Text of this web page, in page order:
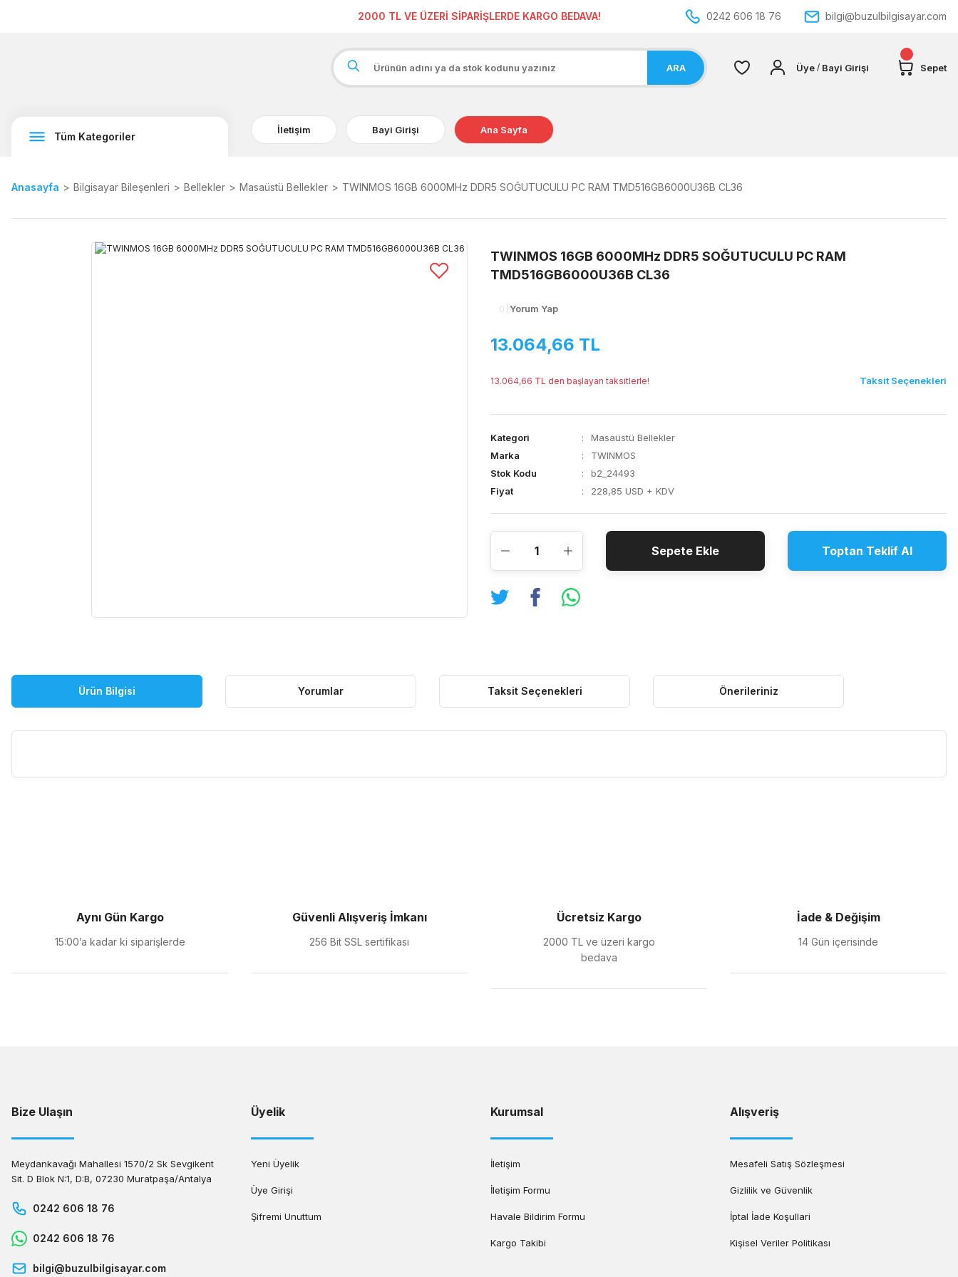
2000 TL VE ÜZERİ SİPARİŞLERDE KARGO BEDAVA! 0242 606 18 76 bilgi@buzulbilgisayar.com
ARA Üye / Bayi Girişi Sepet
Tüm Kategoriler
İletişim Bayi Girişi Ana Sayfa
Anasayfa Bilgisayar Bileşenleri Bellekler Masaüstü Bellekler TWINMOS 16GB 6000MHz DDR5 SOĞUTUCULU PC RAM TMD516GB6000U36B CL36
TWINMOS 16GB 6000MHz DDR5 SOĞUTUCULU PC RAM
TMD516GB6000U36B CL36
0 Yorum Yap
13.064,66 TL
13.064,66 TL den başlayan taksitlerle! Taksit Seçenekleri
Kategori
Masaüstü Bellekler
Marka
TWINMOS
Stok Kodu
b2_24493
Fiyat
228,85 USD + KDV
Sepete Ekle Toptan Teklif Al
Ürün Bilgisi Yorumlar Taksit Seçenekleri Önerileriniz
Ürün fiyatı diğer sitelerden daha pahalı.
Bu ürüne benzer farklı alternatifler olmalı.
Aynı Gün Kargo
15:00’a kadar ki siparişlerde
Güvenli Alışveriş İmkanı
256 Bit SSL sertifikası
Ücretsiz Kargo
2000 TL ve üzeri kargo
bedava
İade & Değişim
14 Gün içerisinde
Bize Ulaşın
Meydankavağı Mahallesi 1570/2 Sk Sevgikent
Sit. D Blok N:1, D:B, 07230 Muratpaşa/Antalya
0242 606 18 76
0242 606 18 76
bilgi@buzulbilgisayar.com
Üyelik
Yeni Üyelik
Üye Girişi
Şifremi Unuttum
Kurumsal
İletişim
İletişim Formu
Havale Bildirim Formu
Kargo Takibi
Alışveriş
Mesafeli Satış Sözleşmesi
Gizlilik ve Güvenlik
İptal İade Koşullari
Kişisel Veriler Politikası